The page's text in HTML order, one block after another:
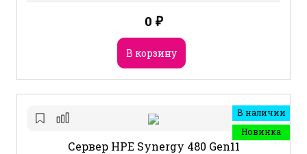
0 ₽
В корзину
В наличии
Новинка
Сервер HPE Synergy 480 Gen11